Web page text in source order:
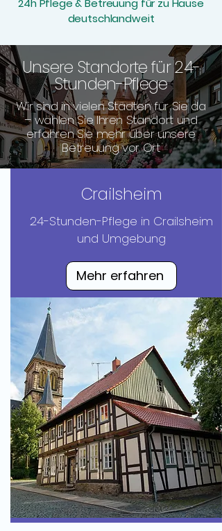
deutschlandweit
​Unsere Standorte für 24-
Stunden-Pflege
Wir sind in vielen Städten für Sie da
– wählen Sie Ihren Standort und
erfahren Sie mehr über unsere
Betreuung vor Ort
Crailsheim
​24-Stunden-Pflege in Crailsheim
und Umgebung
Mehr erfahren